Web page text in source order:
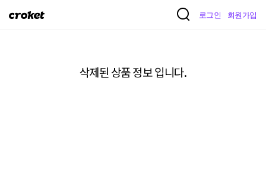
크
로그인 회원가입
삭제된 상품 정보 입니다.